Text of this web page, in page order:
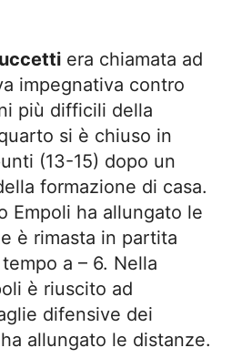
era chiamata ad
impegnativa contro
più difficili della
si è chiuso in
(13-15) dopo un
formazione di casa.
Empoli ha allungato le
è rimasta in partita
a – 6. Nella
è riuscito ad
difensive dei
allungato le distanze.